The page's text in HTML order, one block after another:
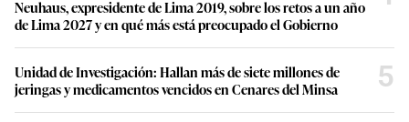
Neuhaus, expresidente de Lima 2019, sobre los retos a un año
de Lima 2027 y en qué más está preocupado el Gobierno
Unidad de Investigación: Hallan más de siete millones de
jeringas y medicamentos vencidos en Cenares del Minsa
5